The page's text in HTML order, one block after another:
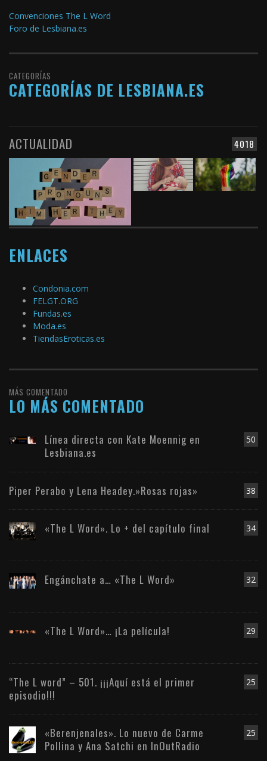
Convenciones The L Word
Foro de Lesbiana.es
CATEGORÍAS
CATEGORÍAS DE LESBIANA.ES
4018
ACTUALIDAD
ENLACES
Condonia.com
FELGT.ORG
Fundas.es
Moda.es
TiendasEroticas.es
MÁS COMENTADO
LO MÁS COMENTADO
50
Línea directa con Kate Moennig en
Lesbiana.es
38
Piper Perabo y Lena Headey.»Rosas rojas»
34
«The L Word». Lo + del capítulo final
32
Engánchate a… «The L Word»
29
«The L Word»… ¡La película!
25
“The L word” – 501. ¡¡¡Aquí está el primer
episodio!!!
25
«Berenjenales». Lo nuevo de Carme
Pollina y Ana Satchi en InOutRadio